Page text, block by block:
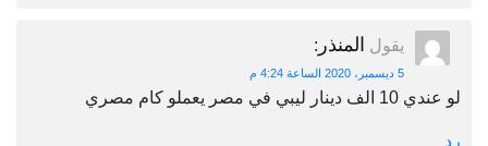
يقول المنذر :
5 ديسمبر، 2020 الساعة 4:24 م
لو عندي 10 الف دينار ليبي في مصر يعملو كام مصري
رد